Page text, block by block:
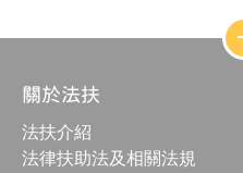
關於法扶
法扶介紹
法律扶助法及相關法規